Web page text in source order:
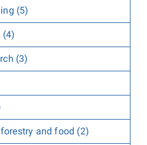
(5)
(4)
(3)
and food (2)